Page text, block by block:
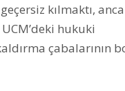
kılmaktı,
hukuki
çabalarının